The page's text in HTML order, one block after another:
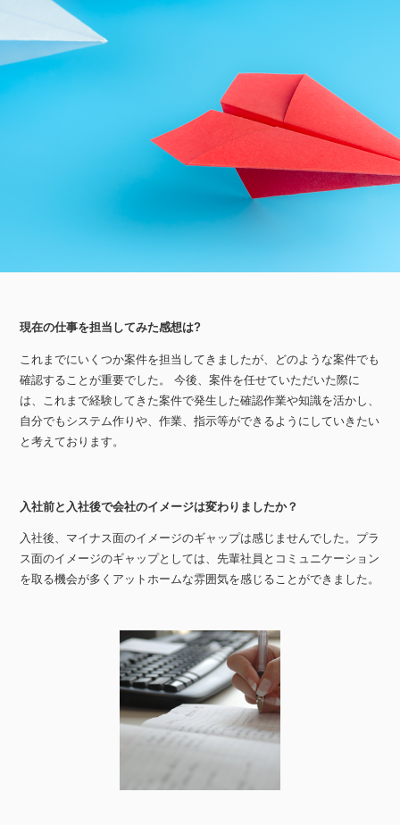
現在の仕事を担当してみた感想は?
これまでにいくつか案件を担当してきましたが、どのような案件でも
確認することが重要でした。 今後、案件を任せていただいた際に
は、これまで経験してきた案件で発生した確認作業や知識を活かし、
自分でもシステム作りや、作業、指示等ができるようにしていきたい
と考えております。
入社前と入社後で会社のイメージは変わりましたか？
入社後、マイナス面のイメージのギャップは感じませんでした。プラ
ス面のイメージのギャップとしては、先輩社員とコミュニケーション
を取る機会が多くアットホームな雰囲気を感じることができました。